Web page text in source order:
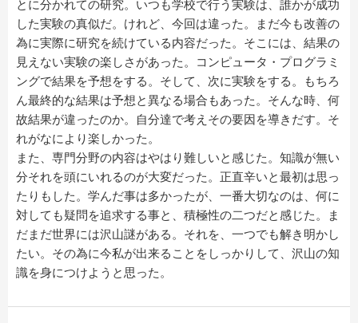
とに分かれての研究。いつも学校で行う実験は、誰かが成功
した実験の真似だ。けれど、今回は違った。まだ今も改善の
為に実際に研究を続けている内容だった。そこには、結果の
見えない実験の楽しさがあった。コンピュータ・プログラミ
ングで結果を予想をする。そして、次に実験をする。もちろ
ん最終的な結果は予想と異なる場合もあった。そんな時、何
故結果が違ったのか。自分達で考えその要因を導きだす。そ
れがなにより楽しかった。
また、専門分野の内容はやはり難しいと感じた。知識が無い
分それを頭にいれるのが大変だった。正直辛いと最初は思っ
たりもした。学んだ事は多かったが、一番大切なのは、何に
対しても疑問を追求する事と、積極性の二つだと感じた。ま
だまだ世界には沢山謎がある。それを、一つでも解き明かし
たい。その為に今私が出来ることをしっかりして、沢山の知
識を身につけようと思った。